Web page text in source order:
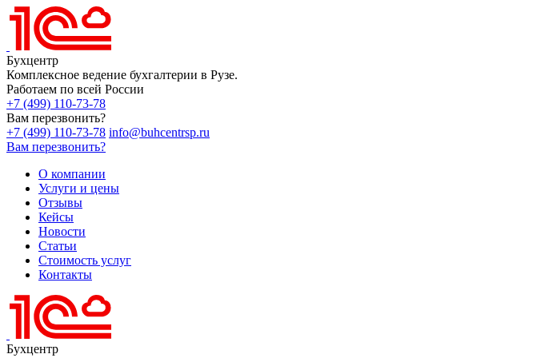
Бухцентр
Комплексное ведение бухгалтерии в Рузе.
Работаем по всей России
+7 (499) 110-73-78
Вам перезвонить?
+7 (499) 110-73-78 info@buhcentrsp.ru
Вам перезвонить?
О компании
Услуги и цены
Отзывы
Кейсы
Новости
Статьи
Стоимость услуг
Контакты
Бухцентр